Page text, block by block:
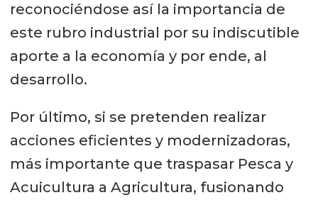
reconociéndose así la importancia de
este rubro industrial por su indiscutible
aporte a la economía y por ende, al
desarrollo.
Por último, si se pretenden realizar
acciones eficientes y modernizadoras,
más importante que traspasar Pesca y
Acuicultura a Agricultura, fusionando